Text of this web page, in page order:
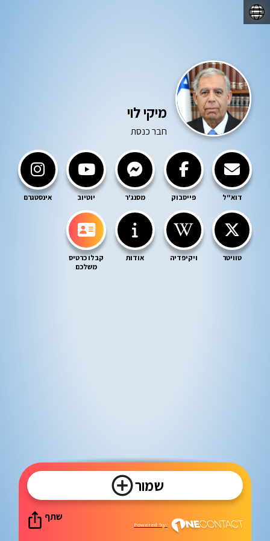
☰
מיקי לוי
חבר כנסת
דוא"ל פייסבוק מסנג'ר יוטיוב אינסטגרם
טוויטר ויקיפדיה אודות
קבלו כרטיס
משלכם
Powered by:
שמור
שתף